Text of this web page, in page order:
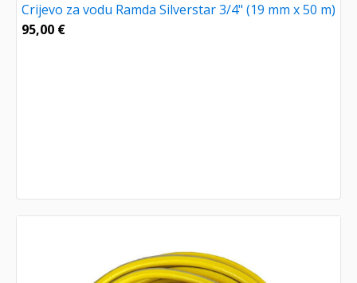
Crijevo za vodu Ramda Silverstar 3/4" (19 mm x 50 m)
95,00 €